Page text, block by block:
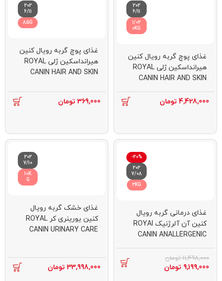
202
6/11
1/02
0KG
غذای پوچ گربه رویال کنین
هیرانداسکین ژلی ROYAL
CANIN HAIR AND SKIN
4,428,000 تومان
202
6/11
85G
غذای پوچ گربه رویال کنین
هیرانداسکین ژلی ROYAL
CANIN HAIR AND SKIN
369,000 تومان
-20%
202
7/08
2KG
غذای درمانی گربه رویال
کنین آن آلرژنیک ROYAI
CANIN ANALLERGENIC
11,498,000 تومان
9,199,000 تومان
202
7/10
10K
G
غذای خشک گربه رویال
کنین یورینری کر ROYAL
CANIN URINARY CARE
33,998,000 تومان